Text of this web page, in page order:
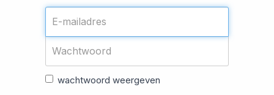
wachtwoord weergeven